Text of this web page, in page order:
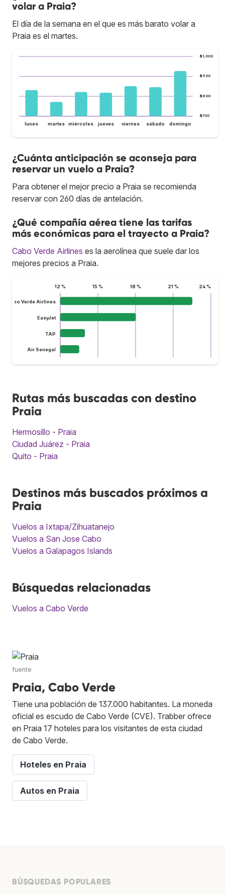
volar a Praia?
El día de la semana en el que es más barato volar a
Praia es el martes.
$700
$800
$900
$1,000
lunes martes miércoles jueves viernes sábado domingo
¿Cuánta anticipación se aconseja para
reservar un vuelo a Praia?
Para obtener el mejor precio a Praia se recomienda
reservar con 260 días de antelación.
¿Qué compañía aérea tiene las tarifas
más económicas para el trayecto a Praia?
Cabo Verde Airlines es la aerolínea que suele dar los
mejores precios a Praia.
12 % 15 % 18 % 21 % 24 %
Cabo Verde Airlines
EasyJet
TAP
Air Senegal
Rutas más buscadas con destino
Praia
Hermosillo - Praia
Ciudad Juárez - Praia
Quito - Praia
Destinos más buscados próximos a
Praia
Vuelos a Ixtapa/Zihuatanejo
Vuelos a San Jose Cabo
Vuelos a Galapagos Islands
Búsquedas relacionadas
Vuelos a Cabo Verde
fuente
Praia, Cabo Verde
Tiene una población de 137.000 habitantes. La moneda
oficial es escudo de Cabo Verde (CVE). Trabber ofrece
en Praia 17 hoteles para los visitantes de esta ciudad
de Cabo Verde.
Hoteles en Praia
Autos en Praia
BÚSQUEDAS POPULARES